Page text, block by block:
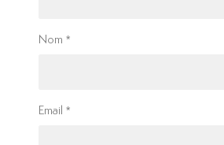
Nom
Email